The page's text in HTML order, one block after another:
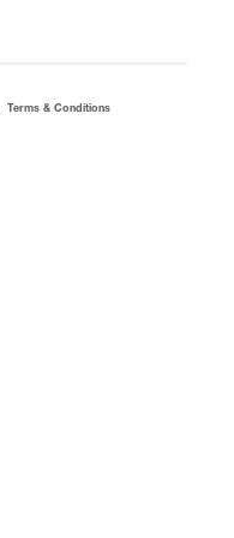
Terms & Conditions